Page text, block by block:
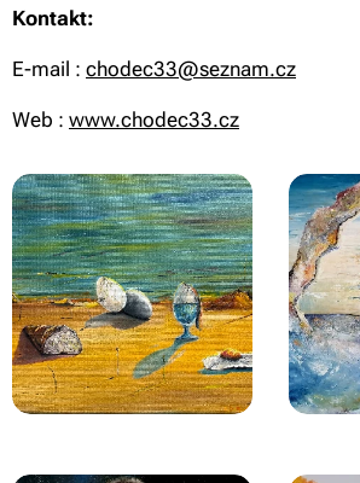
Kontakt:
E-mail : chodec33@seznam.cz
Web : www.chodec33.cz